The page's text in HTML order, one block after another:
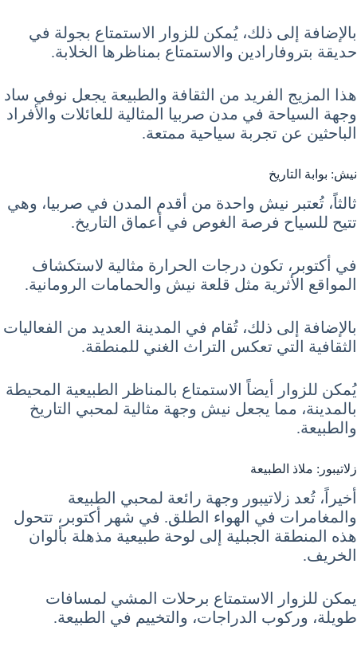
بالإضافة إلى ذلك، يُمكن للزوار الاستمتاع بجولة في
حديقة بتروفارادين والاستمتاع بمناظرها الخلابة.
هذا المزيج الفريد من الثقافة والطبيعة يجعل نوفي ساد
وجهة السياحة في مدن صربيا المثالية للعائلات والأفراد
الباحثين عن تجربة سياحية ممتعة.
نيش: بوابة التاريخ
ثالثاً، تُعتبر نيش واحدة من أقدم المدن في صربيا، وهي
تتيح للسياح فرصة الغوص في أعماق التاريخ.
في أكتوبر، تكون درجات الحرارة مثالية لاستكشاف
المواقع الأثرية مثل قلعة نيش والحمامات الرومانية.
بالإضافة إلى ذلك، تُقام في المدينة العديد من الفعاليات
الثقافية التي تعكس التراث الغني للمنطقة.
يُمكن للزوار أيضاً الاستمتاع بالمناظر الطبيعية المحيطة
بالمدينة، مما يجعل نيش وجهة مثالية لمحبي التاريخ
والطبيعة.
زلاتيبور: ملاذ الطبيعة
أخيراً، تُعد زلاتيبور وجهة رائعة لمحبي الطبيعة
والمغامرات في الهواء الطلق. في شهر أكتوبر، تتحول
هذه المنطقة الجبلية إلى لوحة طبيعية مذهلة بألوان
الخريف.
يمكن للزوار الاستمتاع برحلات المشي لمسافات
طويلة، وركوب الدراجات، والتخييم في الطبيعة.